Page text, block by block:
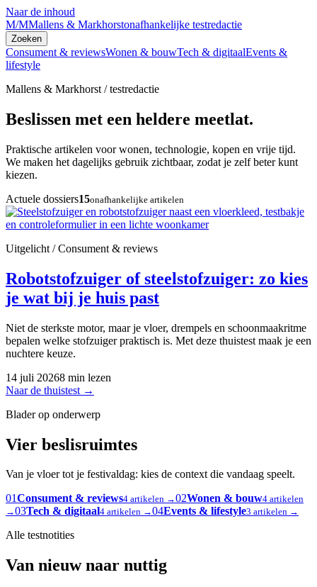
Naar de inhoud
M/MMallens & Markhorstonafhankelijke testredactie
Zoeken
Consument & reviewsWonen & bouwTech & digitaalEvents &
lifestyle
Mallens & Markhorst / testredactie
Beslissen met een heldere meetlat.
Praktische artikelen voor wonen, technologie, kopen en vrije tijd.
We maken het dagelijks gebruik zichtbaar, zodat je zelf beter kunt
kiezen.
Actuele dossiers15onafhankelijke artikelen
Uitgelicht / Consument & reviews
Robotstofzuiger of steelstofzuiger: zo kies
je wat bij je huis past
Niet de sterkste motor, maar je vloer, drempels en schoonmaakritme
bepalen welke stofzuiger praktisch is. Met deze thuistest maak je een
nuchtere keuze.
14 juli 20268 min lezen
Naar de thuistest →
Blader op onderwerp
Vier beslisruimtes
Van je vloer tot je festivaldag: kies de context die vandaag speelt.
01Consument & reviews4 artikelen →02Wonen & bouw4 artikelen
→03Tech & digitaal4 artikelen →04Events & lifestyle3 artikelen →
Alle testnotities
Van nieuw naar nuttig